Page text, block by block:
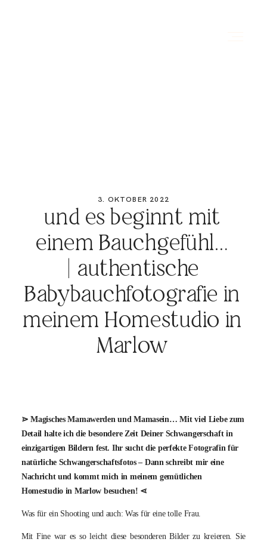
3. OKTOBER 2022
und es beginnt mit
einem Bauchgefühl…
| authentische
Babybauchfotografie in
meinem Homestudio in
Marlow
⋗ Magisches Mamawerden und Mamasein… Mit viel Liebe zum
Detail halte ich die besondere Zeit Deiner Schwangerschaft in
einzigartigen Bildern fest. Ihr sucht die perfekte Fotografin für
natürliche Schwangerschaftsfotos – Dann schreibt mir eine
Nachricht und kommt mich in meinem gemütlichen
Homestudio in Marlow besuchen! ⋖
Was für ein Shooting und auch: Was für eine tolle Frau.
Mit Fine war es so leicht diese besonderen Bilder zu kreieren. Sie
PREISE
BLOG
KONTAKT